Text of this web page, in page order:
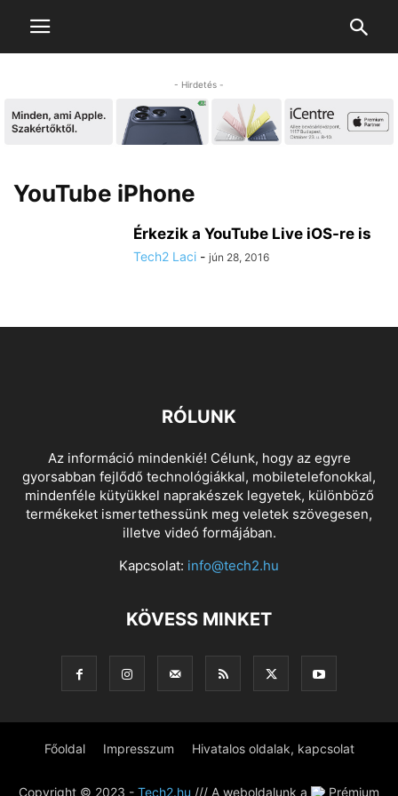
- Hirdetés -
YouTube iPhone
Érkezik a YouTube Live iOS-re is
Tech2 Laci - jún 28, 2016
RÓLUNK
Az információ mindenkié! Célunk, hogy az egyre
gyorsabban fejlődő technológiákkal, mobiletelefonokkal,
mindenféle kütyükkel naprakészek legyetek, különböző
termékeket ismertethessünk meg veletek szövegesen,
illetve videó formájában.
Kapcsolat: info@tech2.hu
KÖVESS MINKET
Főoldal Impresszum Hivatalos oldalak, kapcsolat
Copyright © 2023 - Tech2.hu /// A weboldalunk a Prémium